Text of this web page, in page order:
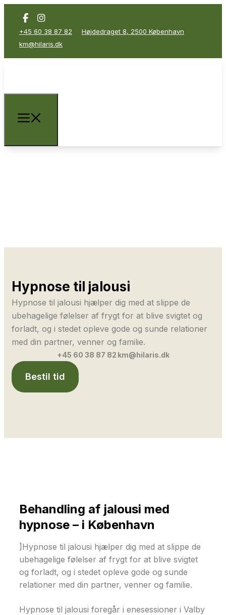
+45 60 38 87 82
Højdedraget 8, 2500 København
km@hilaris.dk
Hypnose til jalousi
Hypnose til jalousi hjælper dig med at slippe de
ubehagelige følelser af frygt for at blive svigtet og
forladt, og i stedet opleve gode og sunde relationer
med din partner, venner og familie.
+45 60 38 87 82 km@hilaris.dk
Bestil tid
Behandling af jalousi med
hypnose – i København
]Hypnose til jalousi hjælper dig med at slippe de
ubehagelige følelser af frygt for at blive svigtet
og forladt, og i stedet opleve gode og sunde
relationer med din partner, venner og familie.
Hypnose til jalousi foregår i enesessioner i Valby